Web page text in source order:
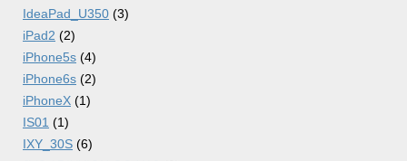
IdeaPad_U350 (3)
iPad2 (2)
iPhone5s (4)
iPhone6s (2)
iPhoneX (1)
IS01 (1)
IXY_30S (6)